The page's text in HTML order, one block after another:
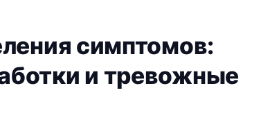
симптомов:
и тревожные